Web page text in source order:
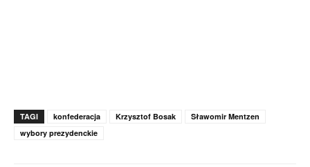
TAGI konfederacja Krzysztof Bosak
Sławomir Mentzen
wybory prezydenckie